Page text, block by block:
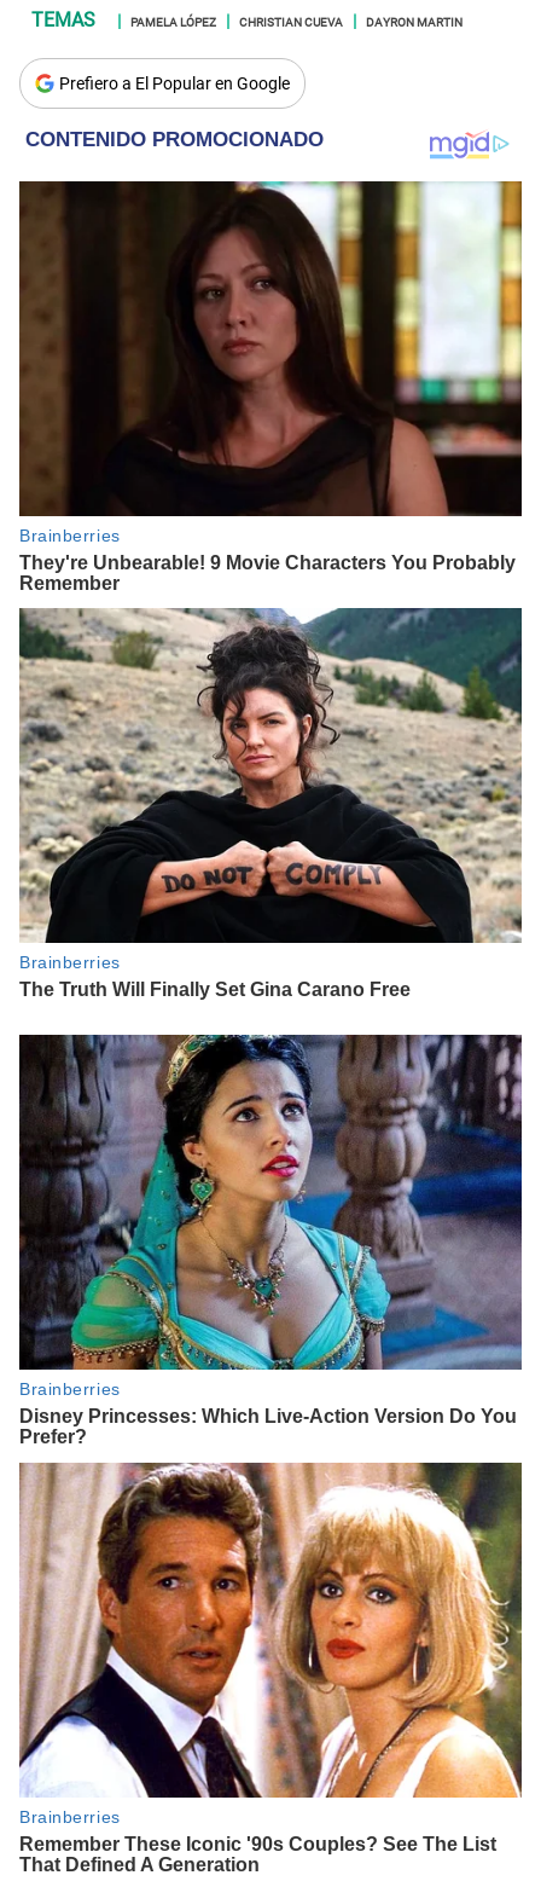
PAMELA LÓPEZ CHRISTIAN CUEVA DAYRON MARTIN
Prefiero a El Popular en Google